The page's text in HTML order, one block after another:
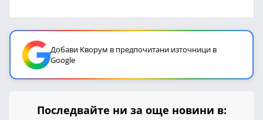
Добави Кворум в предпочитани източници в
Google
Последвайте ни за още новини в: